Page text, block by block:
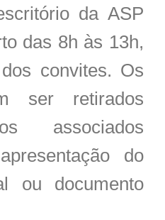
da ASP
das 8h às 13h,
convites. Os
ser retirados
associados
do
ou documento